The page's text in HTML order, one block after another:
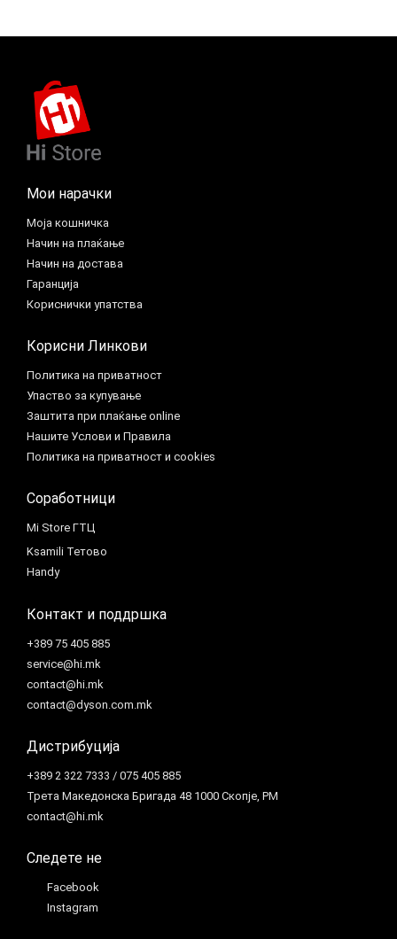
Мои нарачки
Моја кошничка
Начин на плаќање
Начин на достава
Гаранција
Кориснички упатства
Корисни Линкови
Политика на приватност
Упаство за купување
Заштита при плаќање online
Нашите Услови и Правила
Политика на приватност и cookies
Соработници
Mi Store ГТЦ
Ksamili Тетово
Handy
Контакт и поддршка
+389 75 405 885
service@hi.mk
contact@hi.mk
contact@dyson.com.mk
Дистрибуција
+389 2 322 7333 / 075 405 885
Трета Македонска Бригада 48 1000 Скопје, РМ
contact@hi.mk
Следете не
Facebook
Instagram